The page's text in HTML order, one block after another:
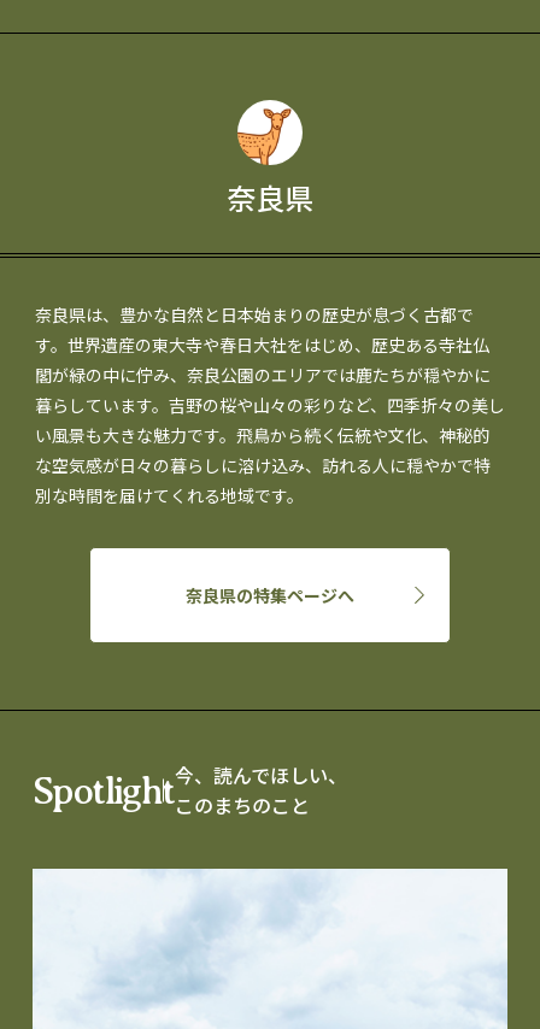
奈良県
奈良県は、豊かな自然と日本始まりの歴史が息づく古都で
す。世界遺産の東大寺や春日大社をはじめ、歴史ある寺社仏
閣が緑の中に佇み、奈良公園のエリアでは鹿たちが穏やかに
暮らしています。吉野の桜や山々の彩りなど、四季折々の美し
い風景も大きな魅力です。飛鳥から続く伝統や文化、神秘的
な空気感が日々の暮らしに溶け込み、訪れる人に穏やかで特
別な時間を届けてくれる地域です。
奈良県の特集ページへ
Spotlight今、読んでほしい、
このまちのこと